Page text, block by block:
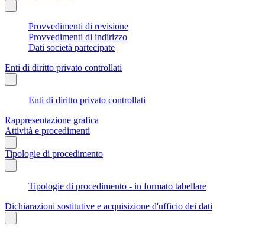
Provvedimenti di revisione
Provvedimenti di indirizzo
Dati società partecipate
Enti di diritto privato controllati
Enti di diritto privato controllati
Rappresentazione grafica
Attività e procedimenti
Tipologie di procedimento
Tipologie di procedimento - in formato tabellare
Dichiarazioni sostitutive e acquisizione d'ufficio dei dati